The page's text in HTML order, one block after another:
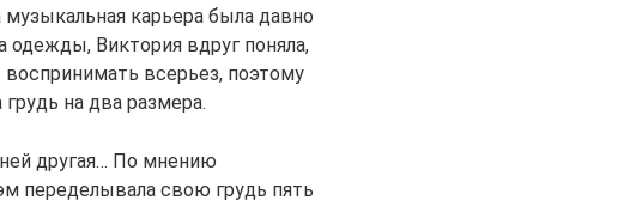
карьера была давно
одежды, Виктория вдруг поняла,
всерьез, поэтому
на два размера.
другая… По мнению
переделывала свою грудь пять